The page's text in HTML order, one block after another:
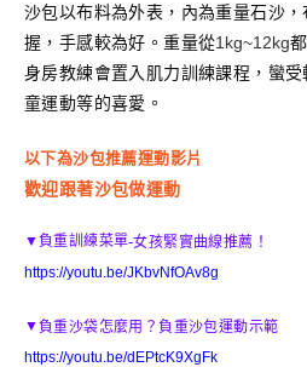
沙包以布料為外表，內為重量石沙
握，手感較為好。重量從1kg~12kg
身房教練會置入肌力訓練課程，蠻
童運動等的喜愛。
以下為沙包推薦運動影片
歡迎跟著沙包做運動
▼負重訓練菜單-女孩緊實曲線推薦！
https://youtu.be/JKbvNfOAv8g
▼負重沙袋怎麼用？負重沙包運動示範
https://youtu.be/dEPtcK9XgFk